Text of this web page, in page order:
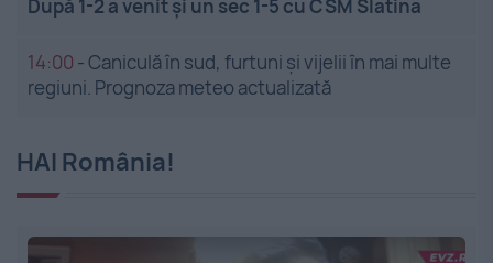
După 1-2 a venit și un sec 1-5 cu CSM Slatina
14:00 -Caniculă în sud, furtuni și vijelii în mai multe
regiuni. Prognoza meteo actualizată
HAI România!